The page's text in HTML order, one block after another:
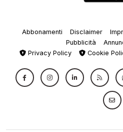
Abbonamenti Disclaimer
Pubblicità
Privacy Policy
Cookie